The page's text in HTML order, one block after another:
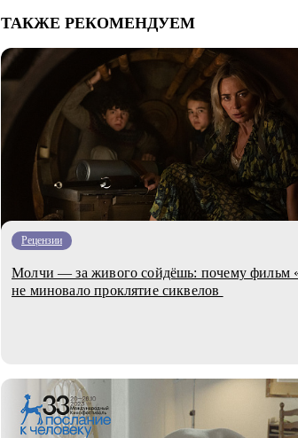
ТАКЖЕ РЕКОМЕНДУЕМ
Рецензии
Молчи — за живого сойдёшь: почему фильм
не миновало проклятие сиквелов